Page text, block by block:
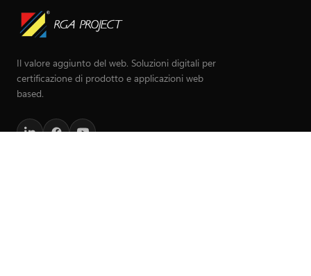
Il valore aggiunto del web. Soluzioni digitali per
certificazione di prodotto e applicazioni web
based.